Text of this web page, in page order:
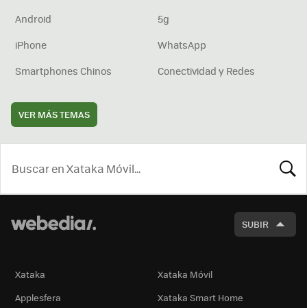
Android
5g
iPhone
WhatsApp
Smartphones Chinos
Conectividad y Redes
VER MÁS TEMAS
SUBIR
Xataka
Xataka Móvil
Applesfera
Xataka Smart Home